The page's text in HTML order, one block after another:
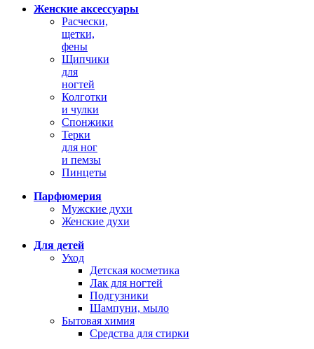
Женские аксессуары
Расчески,
щетки,
фены
Щипчики
для
ногтей
Колготки
и чулки
Спонжики
Терки
для ног
и пемзы
Пинцеты
Парфюмерия
Мужские духи
Женские духи
Для детей
Уход
Детская косметика
Лак для ногтей
Подгузники
Шампуни, мыло
Бытовая химия
Средства для стирки